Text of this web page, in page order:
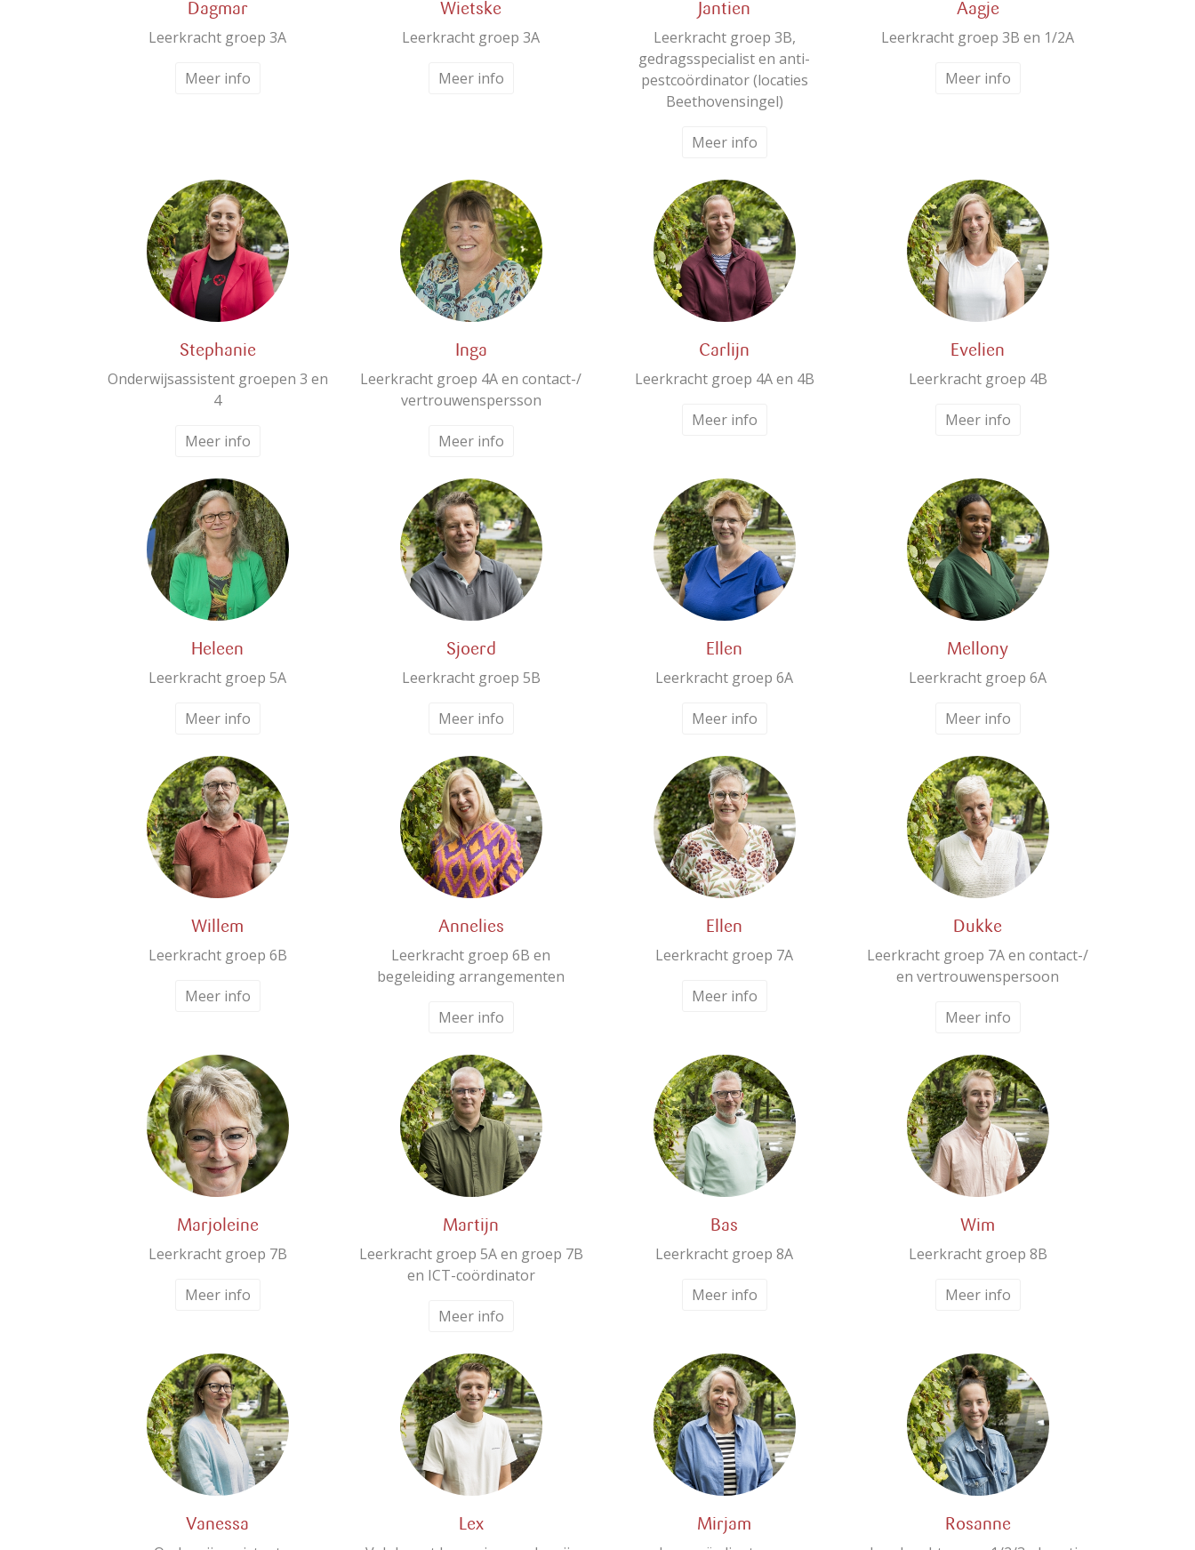
Dagmar
Leerkracht groep 3A
Meer info
Wietske
Leerkracht groep 3A
Meer info
Jantien
Leerkracht groep 3B,
gedragsspecialist en anti-
pestcoördinator (locaties
Beethovensingel)
Meer info
Aagje
Leerkracht groep 3B en 1/2A
Meer info
Stephanie
Onderwijsassistent groepen 3 en
4
Meer info
Inga
Leerkracht groep 4A en contact-/
vertrouwenspersson
Meer info
Carlijn
Leerkracht groep 4A en 4B
Meer info
Evelien
Leerkracht groep 4B
Meer info
Heleen
Leerkracht groep 5A
Meer info
Sjoerd
Leerkracht groep 5B
Meer info
Ellen
Leerkracht groep 6A
Meer info
Mellony
Leerkracht groep 6A
Meer info
Willem
Leerkracht groep 6B
Meer info
Annelies
Leerkracht groep 6B en
begeleiding arrangementen
Meer info
Ellen
Leerkracht groep 7A
Meer info
Dukke
Leerkracht groep 7A en contact-/
en vertrouwenspersoon
Meer info
Marjoleine
Leerkracht groep 7B
Meer info
Martijn
Leerkracht groep 5A en groep 7B
en ICT-coördinator
Meer info
Bas
Leerkracht groep 8A
Meer info
Wim
Leerkracht groep 8B
Meer info
Vanessa Lex Mirjam Rosanne